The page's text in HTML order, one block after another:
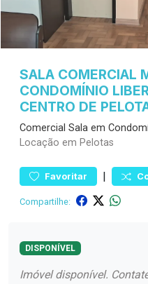
SALA COMERCIAL
CONDOMÍNIO
CENTRO DE
Comercial Sala em
Locação em Pelotas
Favoritar |
Compartilhe:
DISPONÍVEL
Imóvel disponível.